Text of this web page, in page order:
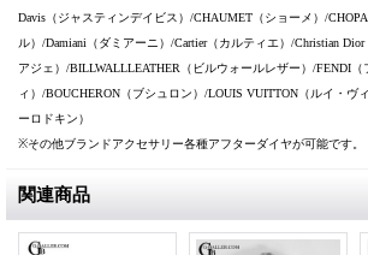
Davis（ジャスティンデイビス）/CHAUMET（ショーメ）/
ル）/Damiani（ダミアーニ）/Cartier（カルティエ）/Christian
アジェ）/BILLWALLLEATHER（ビルウォールレザー）/FENDI（
ィ）/BOUCHERON（ブシュロン）/LOUIS VUITTON（ルイ・ヴ
ーロドキン）
※その他ブランドアクセサリー各種アフターダイヤが可能です。
関連商品